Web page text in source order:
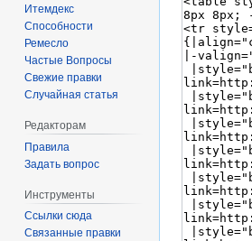
Итемдекс
Способности
Ремесло
Частые Вопросы
Свежие правки
Случайная статья
Редакторам
Правила
Задать вопрос
Инструменты
Ссылки сюда
Связанные правки